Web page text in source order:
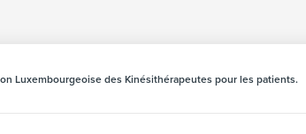
Luxembourgeoise des Kinésithérapeutes pour les patients.